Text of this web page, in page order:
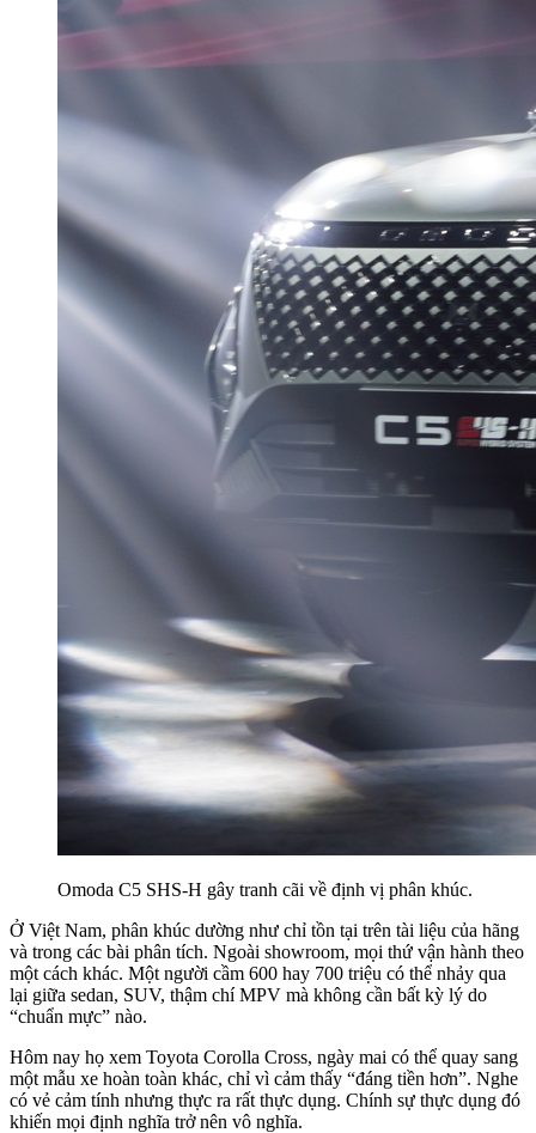
Omoda C5 SHS-H gây tranh cãi về định vị phân khúc.
Ở Việt Nam, phân khúc dường như chỉ tồn tại trên tài liệu của hãng
và trong các bài phân tích. Ngoài showroom, mọi thứ vận hành theo
một cách khác. Một người cầm 600 hay 700 triệu có thể nhảy qua
lại giữa sedan, SUV, thậm chí MPV mà không cần bất kỳ lý do
“chuẩn mực” nào.
Hôm nay họ xem Toyota Corolla Cross, ngày mai có thể quay sang
một mẫu xe hoàn toàn khác, chỉ vì cảm thấy “đáng tiền hơn”. Nghe
có vẻ cảm tính nhưng thực ra rất thực dụng. Chính sự thực dụng đó
khiến mọi định nghĩa trở nên vô nghĩa.